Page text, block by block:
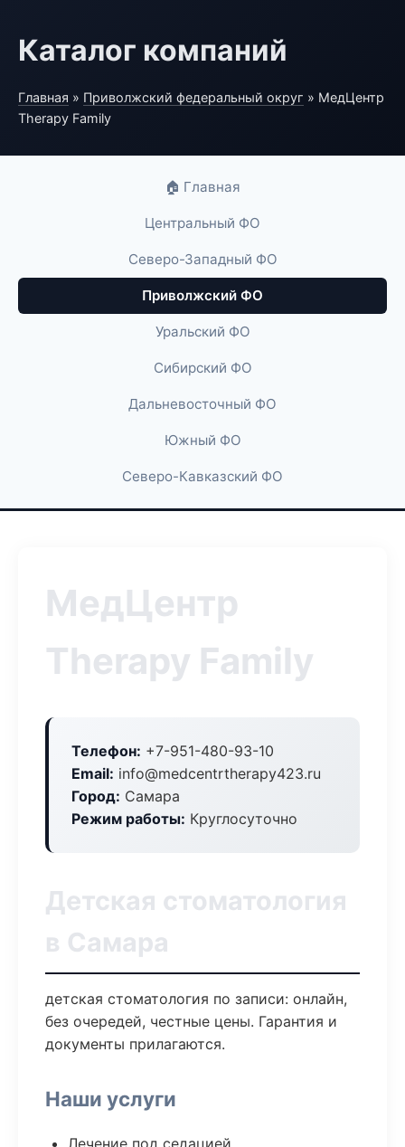
Каталог компаний
Главная » Приволжский федеральный округ » МедЦентр
Therapy Family
🏠 Главная
Центральный ФО
Северо-Западный ФО
Приволжский ФО
Уральский ФО
Сибирский ФО
Дальневосточный ФО
Южный ФО
Северо-Кавказский ФО
МедЦентр
Therapy Family
Телефон: +7-951-480-93-10
Email: info@medcentrtherapy423.ru
Город: Самара
Режим работы: Круглосуточно
Детская стоматология
в Самара
детская стоматология по записи: онлайн,
без очередей, честные цены. Гарантия и
документы прилагаются.
Наши услуги
Лечение под седацией